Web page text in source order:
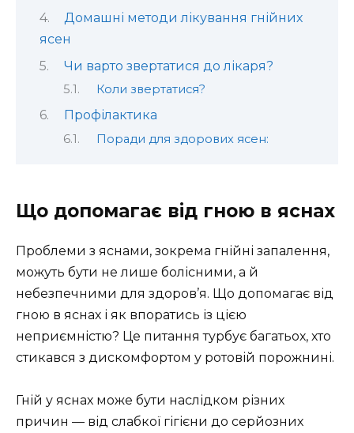
Домашні методи лікування гнійних
ясен
Чи варто звертатися до лікаря?
Коли звертатися?
Профілактика
Поради для здорових ясен:
Що допомагає від гною в яснах
Проблеми з яснами, зокрема гнійні запалення,
можуть бути не лише болісними, а й
небезпечними для здоров’я. Що допомагає від
гною в яснах і як впоратись із цією
неприємністю? Це питання турбує багатьох, хто
стикався з дискомфортом у ротовій порожнині.
Гній у яснах може бути наслідком різних
причин — від слабкої гігієни до серйозних